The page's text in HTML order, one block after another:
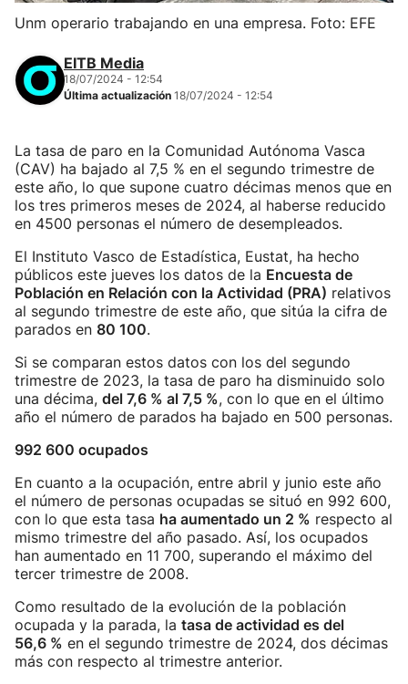
Unm operario trabajando en una empresa. Foto: EFE
EITB Media
18/07/2024 - 12:54
Última actualización 18/07/2024 - 12:54
La tasa de paro en la Comunidad Autónoma Vasca
(CAV) ha bajado al 7,5 % en el segundo trimestre de
este año, lo que supone cuatro décimas menos que en
los tres primeros meses de 2024, al haberse reducido
en 4500 personas el número de desempleados.
El Instituto Vasco de Estadística, Eustat, ha hecho
públicos este jueves los datos de la Encuesta de
Población en Relación con la Actividad (PRA) relativos
al segundo trimestre de este año, que sitúa la cifra de
parados en 80 100.
Si se comparan estos datos con los del segundo
trimestre de 2023, la tasa de paro ha disminuido solo
una décima, del 7,6 % al 7,5 %, con lo que en el último
año el número de parados ha bajado en 500 personas.
992 600 ocupados
En cuanto a la ocupación, entre abril y junio este año
el número de personas ocupadas se situó en 992 600,
con lo que esta tasa ha aumentado un 2 % respecto al
mismo trimestre del año pasado. Así, los ocupados
han aumentado en 11 700, superando el máximo del
tercer trimestre de 2008.
Como resultado de la evolución de la población
ocupada y la parada, la tasa de actividad es del
56,6 % en el segundo trimestre de 2024, dos décimas
más con respecto al trimestre anterior.